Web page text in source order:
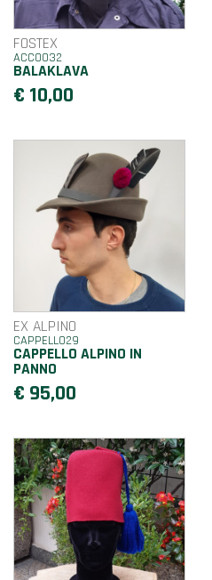
FOSTEX
ACC0032
BALAKLAVA
€ 10,00
EX ALPINO
CAPPELLO29
CAPPELLO ALPINO IN
PANNO
€ 95,00